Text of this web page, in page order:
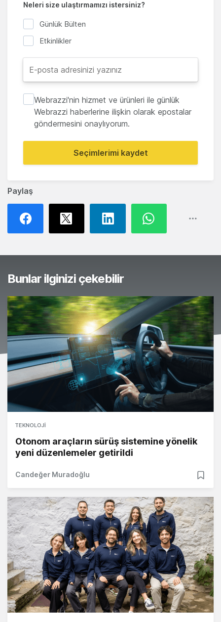
Paylaş
Neleri size ulaştırmamızı istersiniz?
Günlük Bülten
Etkinlikler
Webrazzi'nin hizmet ve ürünleri ile günlük
Webrazzi haberlerine ilişkin olarak epostalar
göndermesini onaylıyorum.
Seçimlerimi kaydet
Bunlar ilginizi çekebilir
TEKNOLOJI
Otonom araçların sürüş sistemine yönelik
yeni düzenlemeler getirildi
Candeğer Muradoğlu